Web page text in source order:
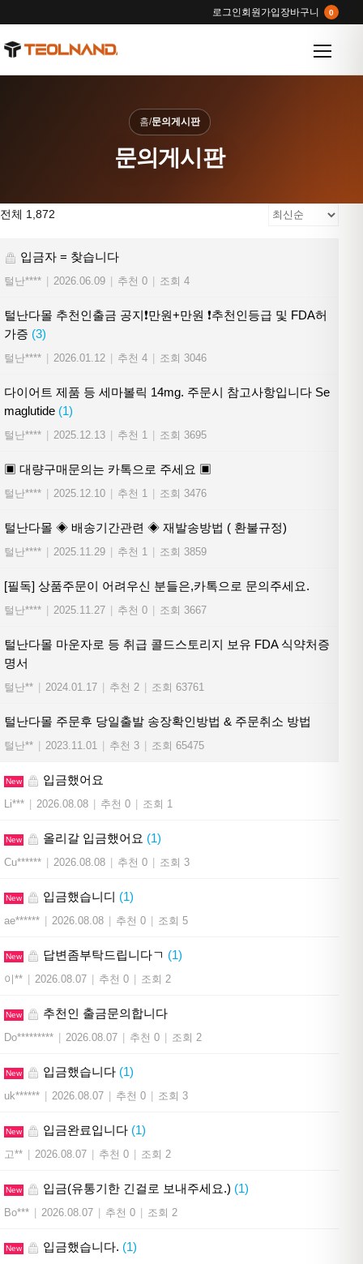
로그인회원가입장바구니 0
홈/문의게시판
문의게시판
전체 1,872
입금자 = 찾습니다
털난**** 2026.06.09 추천 0 조회 4
털난다몰 추천인출금 공지❗만원+만원 ❗추천인등급 및 FDA허
가증 (3)
털난**** 2026.01.12 추천 4 조회 3046
다이어트 제품 등 세마볼릭 14mg. 주문시 참고사항입니다 Se
maglutide (1)
털난**** 2025.12.13 추천 1 조회 3695
▣ 대량구매문의는 카톡으로 주세요 ▣
털난**** 2025.12.10 추천 1 조회 3476
털난다몰 ◈ 배송기간관련 ◈ 재발송방법 ( 환불규정)
털난**** 2025.11.29 추천 1 조회 3859
[필독] 상품주문이 어려우신 분들은,카톡으로 문의주세요.
털난**** 2025.11.27 추천 0 조회 3667
털난다몰 마운자로 등 취급 콜드스토리지 보유 FDA 식약처증
명서
털난** 2024.01.17 추천 2 조회 63761
털난다몰 주문후 당일출발 송장확인방법 & 주문취소 방법
털난** 2023.11.01 추천 3 조회 65475
New 입금했어요
Li*** 2026.08.08 추천 0 조회 1
New 올리갈 입금했어요 (1)
Cu****** 2026.08.08 추천 0 조회 3
New 입금했습니디 (1)
ae****** 2026.08.08 추천 0 조회 5
New 답변좀부탁드립니다ㄱ (1)
이** 2026.08.07 추천 0 조회 2
New 추천인 출금문의합니다
Do********* 2026.08.07 추천 0 조회 2
New 입금했습니다 (1)
uk****** 2026.08.07 추천 0 조회 3
New 입금완료입니다 (1)
고** 2026.08.07 추천 0 조회 2
New 입금(유통기한 긴걸로 보내주세요.) (1)
Bo*** 2026.08.07 추천 0 조회 2
New 입금했습니다. (1)